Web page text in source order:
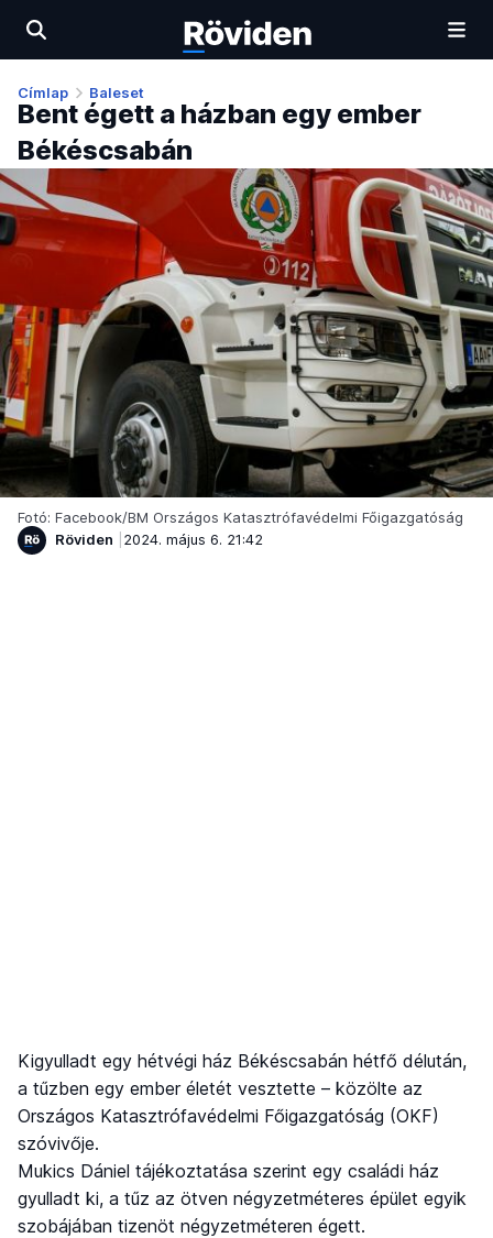
Címlap Baleset
Bent égett a házban egy ember
Békéscsabán
Fotó: Facebook/BM Országos Katasztrófavédelmi Főigazgatóság
Röviden
2024. május 6. 21:42
Kigyulladt egy hétvégi ház Békéscsabán hétfő délután,
a tűzben egy ember életét vesztette – közölte az
Országos Katasztrófavédelmi Főigazgatóság (OKF)
szóvivője.
Mukics Dániel tájékoztatása szerint egy családi ház
gyulladt ki, a tűz az ötven négyzetméteres épület egyik
szobájában tizenöt négyzetméteren égett.